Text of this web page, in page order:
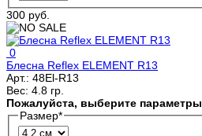
300 руб.
0
Блесна Reflex ELEMENT R13
Арт.: 48El-R13
Вес: 4.8 гр.
Пожалуйста, выберите параметры
Размер*